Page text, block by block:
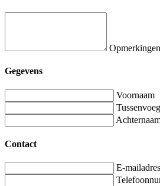
Opmerkingen
Gegevens
Voornaam
Contact
E-mailadres